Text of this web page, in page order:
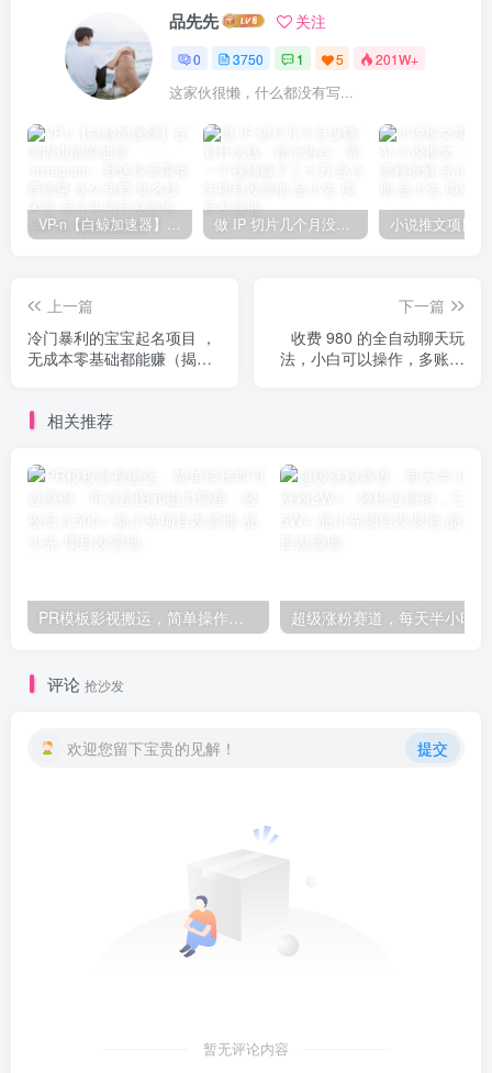
品先先 关注
0 3750 1 5 201W+
这家伙很懒，什么都没有写...
VP-n【白鲸加速器】在国内也能刷油管、Instagram，我送你无限免费流量 永久免费-知名技术官-品小先项目发源地 做 IP 切片几个月没赚到什么钱，蹭上热点，靠一个视频赚了二十万-品小先项目发源地
上一篇
冷门暴利的宝宝起名项目 ，
无成本零基础都能赚（揭
下一篇
收费 980 的全自动聊天玩
法，小白可以操作，多账号
相关推荐
PR模板影视搬运，简单操作即可过原创，可过星图和磁力聚星，轻松日入500+-品小先项目发源地
评论 抢沙发
欢迎您留下宝贵的见解！ 提交
暂无评论内容